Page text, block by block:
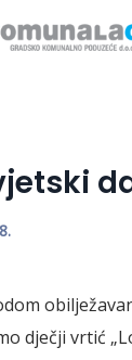
dječji vrtić